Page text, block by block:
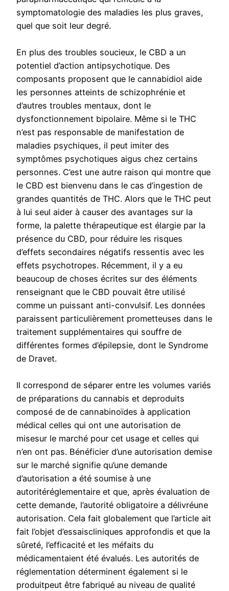
symptomatologie des maladies les plus graves,
quel que soit leur degré.
En plus des troubles soucieux, le CBD a un
potentiel d’action antipsychotique. Des
composants proposent que le cannabidiol aide
les personnes atteints de schizophrénie et
d’autres troubles mentaux, dont le
dysfonctionnement bipolaire. Même si le THC
n’est pas responsable de manifestation de
maladies psychiques, il peut imiter des
symptômes psychotiques aigus chez certains
personnes. C’est une autre raison qui montre que
le CBD est bienvenu dans le cas d’ingestion de
grandes quantités de THC. Alors que le THC peut
à lui seul aider à causer des avantages sur la
forme, la palette thérapeutique est élargie par la
présence du CBD, pour réduire les risques
d’effets secondaires négatifs ressentis avec les
effets psychotropes. Récemment, il y a eu
beaucoup de choses écrites sur des éléments
renseignant que le CBD pouvait être utilisé
comme un puissant anti-convulsif. Les données
paraissent particulièrement prometteuses dans le
traitement supplémentaires qui souffre de
différentes formes d’épilepsie, dont le Syndrome
de Dravet.
Il correspond de séparer entre les volumes variés
de préparations du cannabis et deproduits
composé de de cannabinoïdes à application
médical celles qui ont une autorisation de
misesur le marché pour cet usage et celles qui
n’en ont pas. Bénéficier d’une autorisation demise
sur le marché signifie qu’une demande
d’autorisation a été soumise à une
autoritéréglementaire et que, après évaluation de
cette demande, l’autorité obligatoire a délivréune
autorisation. Cela fait globalement que l’article ait
fait l’objet d’essaiscliniques approfondis et que la
sûreté, l’efficacité et les méfaits du
médicamentaient été évalués. Les autorités de
réglementation déterminent également si le
produitpeut être fabriqué au niveau de qualité